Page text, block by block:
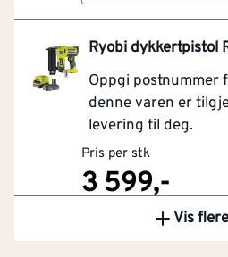
Ryobi dykkertpistol
Oppgi postnummer
denne varen er
levering til deg.
Pris per stk
3 599,-
Vis